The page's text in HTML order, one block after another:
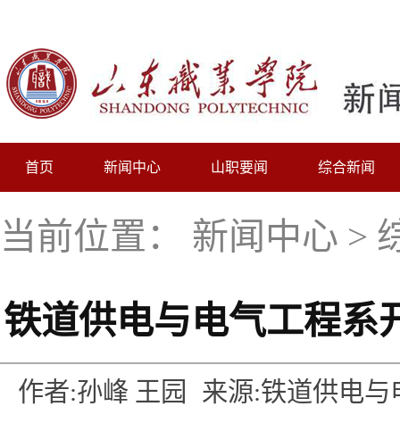
首页 新闻中心 山职要闻 综合新闻
当前位置： 新闻中心 >
铁道供电与电气工程系
作者:孙峰 王园 来源:铁道供电